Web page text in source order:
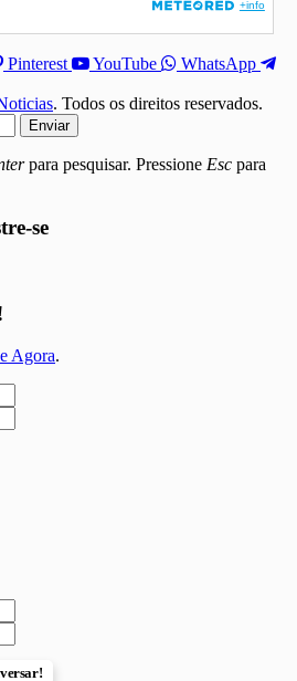
Pinterest YouTube
WhatsApp
. Todos os direitos reservados.
Enviar
para pesquisar. Pressione Esc para
se
Agora.